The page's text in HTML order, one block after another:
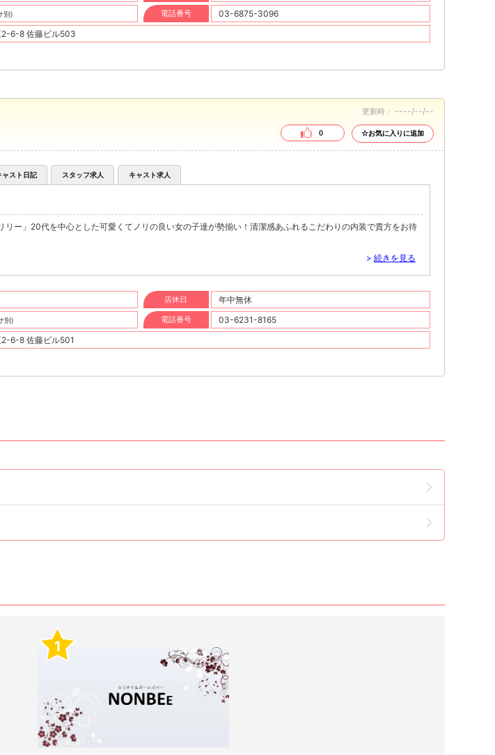
別) 電話番号 03-6875-3096
2-6-8 佐藤ビル503
更新時： ----/--/--
0 ☆お気に入りに追加
ャスト日記 スタッフ求人 キャスト求人
リー」20代を中心とした可愛くてノリの良い女の子達が勢揃い！清潔感あふれるこだわりの内装で貴方をお待
> 続きを見る
店休日 年中無休
別) 電話番号 03-6231-8165
6-8 佐藤ビル501
1